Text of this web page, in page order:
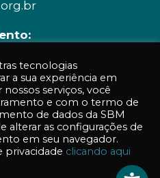
página: 848
tecnologias
a sua experiência em
nossos serviços, você
e com o termo de
de dados da SBM
alterar as configurações de
em seu navegador.
privacidade clicando aqui